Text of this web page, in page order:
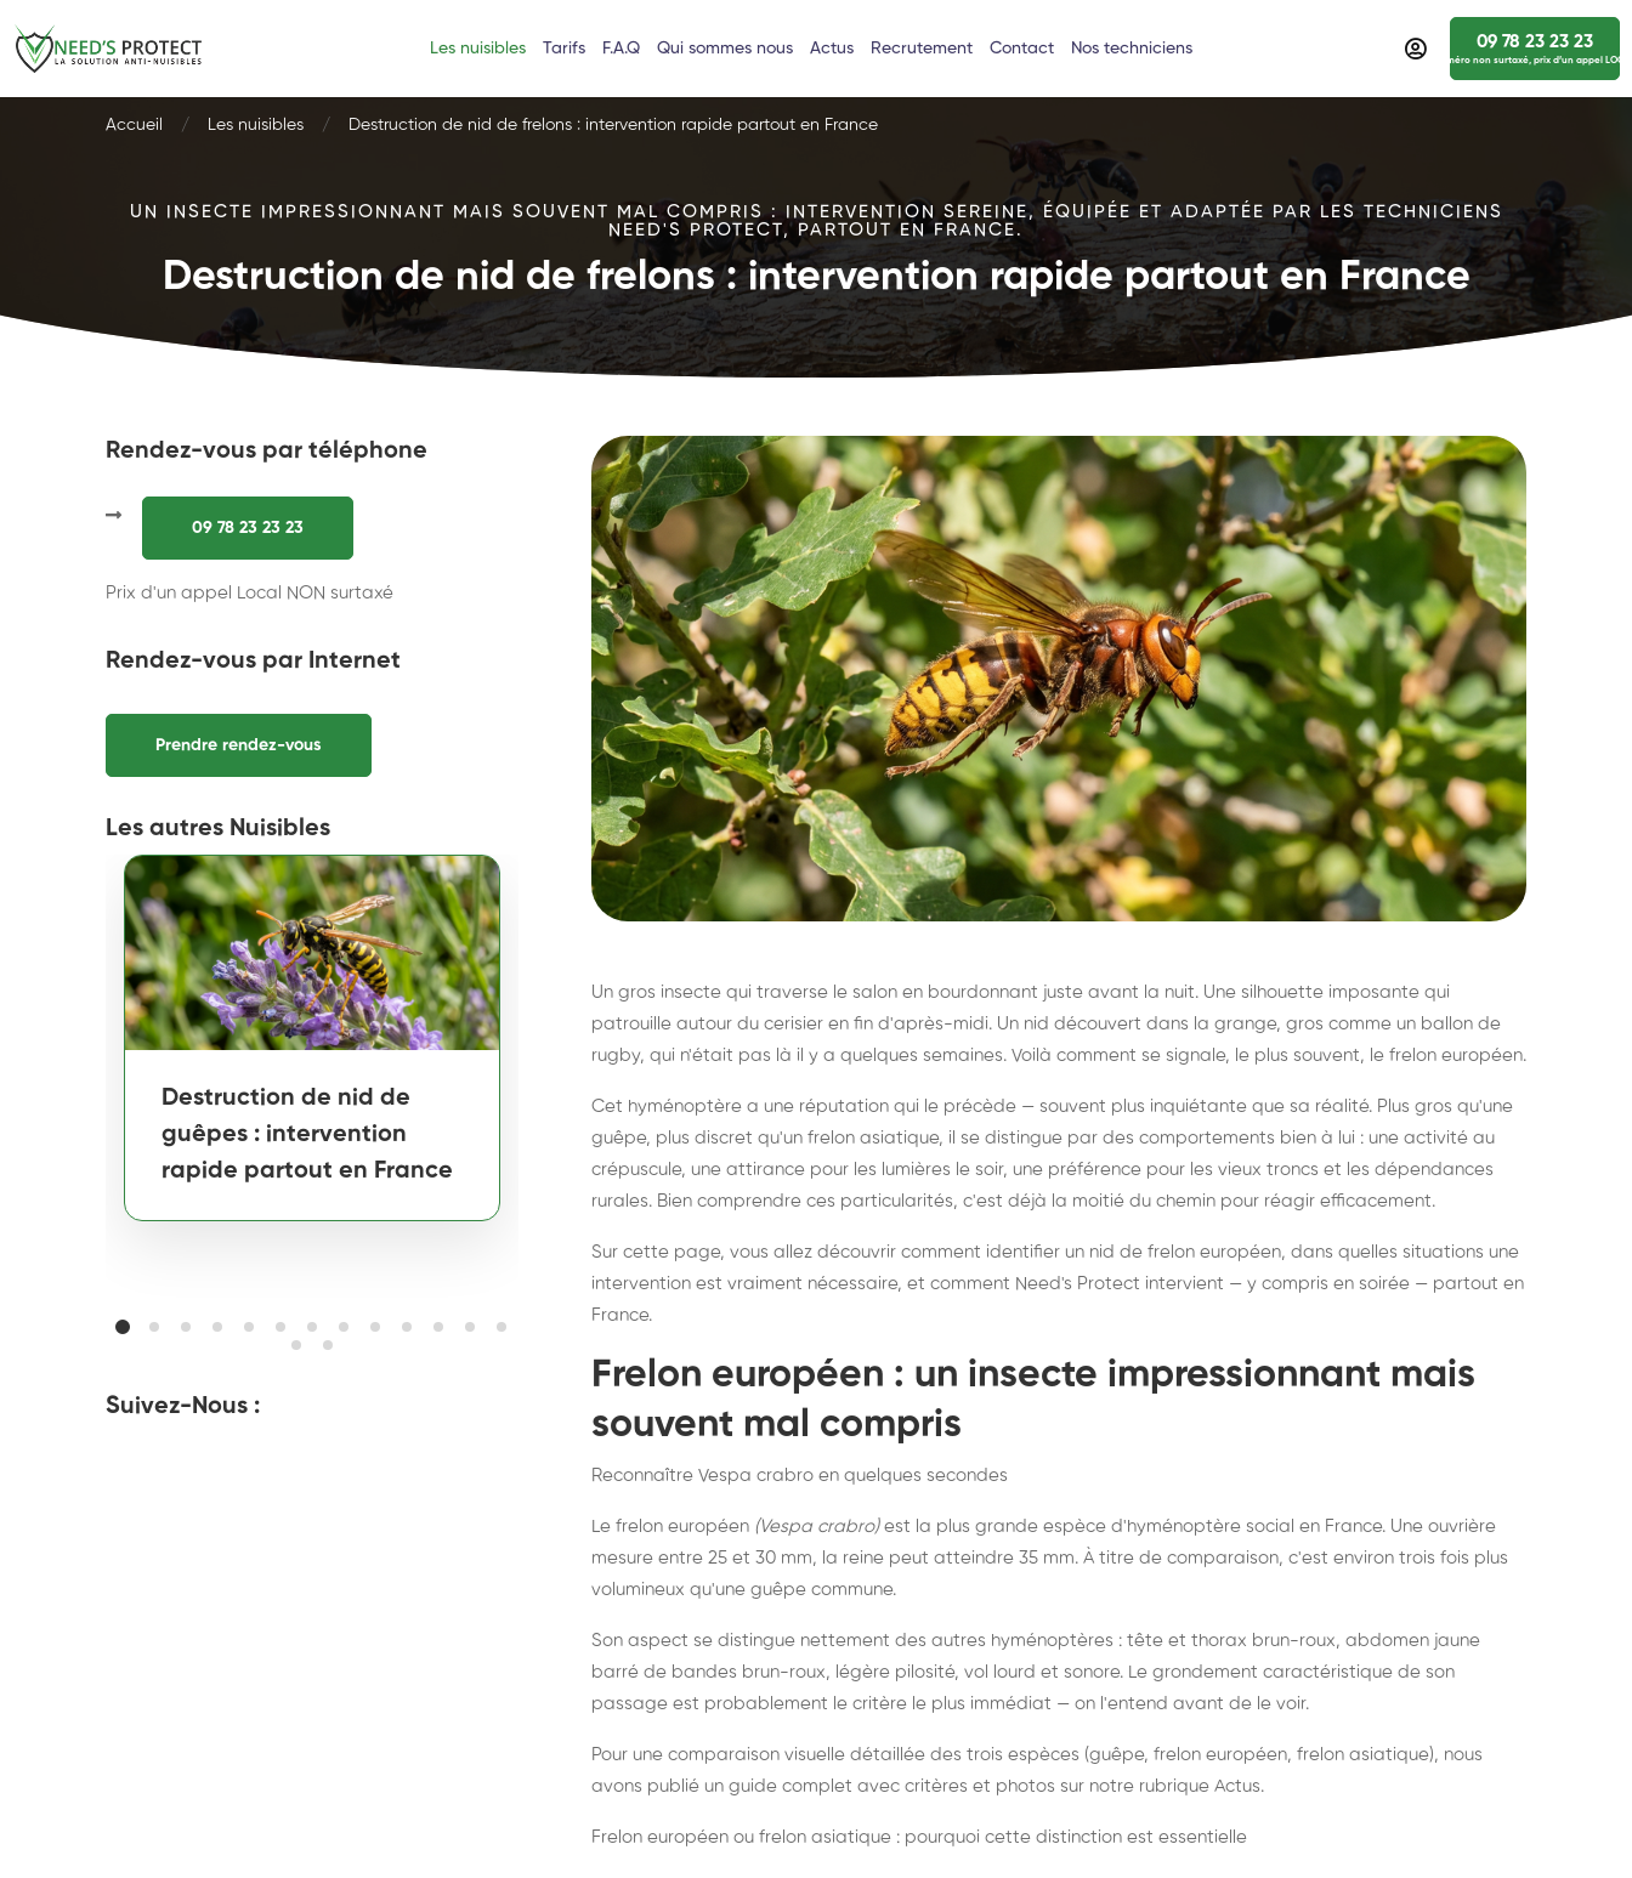
Les nuisibles Tarifs F.A.Q Qui sommes nous Actus Recrutement Contact Nos techniciens 09 78 23 23 23
numéro non surtaxé, prix d’un appel
Accueil Les nuisibles Destruction de nid de frelons : intervention rapide partout en France
UN INSECTE IMPRESSIONNANT MAIS SOUVENT MAL COMPRIS : INTERVENTION SEREINE, ÉQUIPÉE ET ADAPTÉE PAR LES TECHNICIENS
NEED'S PROTECT, PARTOUT EN FRANCE.
Destruction de nid de frelons : intervention rapide partout en France
Rendez-vous par téléphone
09 78 23 23 23
Prix d'un appel Local NON surtaxé
Rendez-vous par Internet
Prendre rendez-vous
Les autres Nuisibles
Destruction de nid de
guêpes : intervention
rapide partout en France
Destruction de nid de
frelons asiatiques :
intervention partout en
France
Dératisation : éliminer
durablement rats et
souris, partout en France
Suivez-Nous :
Un gros insecte qui traverse le salon en bourdonnant juste avant la nuit. Une silhouette imposante qui
patrouille autour du cerisier en fin d'après-midi. Un nid découvert dans la grange, gros comme un ballon de
rugby, qui n'était pas là il y a quelques semaines. Voilà comment se signale, le plus souvent, le frelon européen.
Cet hyménoptère a une réputation qui le précède — souvent plus inquiétante que sa réalité. Plus gros qu'une
guêpe, plus discret qu'un frelon asiatique, il se distingue par des comportements bien à lui : une activité au
crépuscule, une attirance pour les lumières le soir, une préférence pour les vieux troncs et les dépendances
rurales. Bien comprendre ces particularités, c'est déjà la moitié du chemin pour réagir efficacement.
Sur cette page, vous allez découvrir comment identifier un nid de frelon européen, dans quelles situations une
intervention est vraiment nécessaire, et comment Need's Protect intervient — y compris en soirée — partout en
France.
Frelon européen : un insecte impressionnant mais
souvent mal compris
Reconnaître Vespa crabro en quelques secondes
Le frelon européen (Vespa crabro)est la plus grande espèce d'hyménoptère social en France. Une ouvrière
mesure entre 25 et 30 mm, la reine peut atteindre 35 mm. À titre de comparaison, c'est environ trois fois plus
volumineux qu'une guêpe commune.
Son aspect se distingue nettement des autres hyménoptères : tête et thorax brun-roux, abdomen jaune
barré de bandes brun-roux, légère pilosité, vol lourd et sonore. Le grondement caractéristique de son
passage est probablement le critère le plus immédiat — on l'entend avant de le voir.
Pour une comparaison visuelle détaillée des trois espèces (guêpe, frelon européen, frelon asiatique), nous
avons publié un guide complet avec critères et photos sur notre rubrique Actus.
Frelon européen ou frelon asiatique : pourquoi cette distinction est essentielle